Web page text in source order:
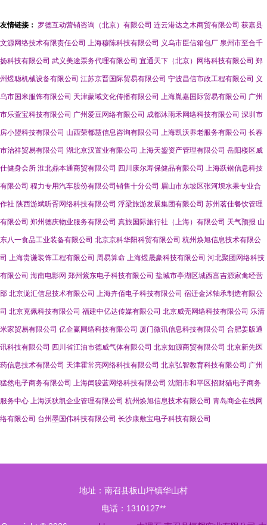
友情链接： 罗德互动营销咨询（北京）有限公司 连云港达之木商贸有限公司 获嘉县
文源网络技术有限责任公司 上海穆陈科技有限公司 义乌市臣信箱包厂 泉州市至合千
扬科技有限公司 武义美途票务代理有限公司 宜通天下（北京）网络科技有限公司 郑
州煜聪机械设备有限公司 江苏京晋国际贸易有限公司 宁波昌信市政工程有限公司 义
乌市国米服饰有限公司 天津蒙域文化传播有限公司 上海胤嘉国际贸易有限公司 广州
市乐萱宝科技有限公司 广州爱豆网络有限公司 成都沐雨禾网络科技有限公司 深圳市
房小盟科技有限公司 山西荣都慧信息咨询有限公司 上海凯沃养老服务有限公司 长春
市治祥贸易有限公司 湖北京汉置业有限公司 上海天鋆资产管理有限公司 岳阳楼区威
仕健身会所 淮北鼎本通商贸有限公司 四川康尔寿保健品有限公司 上海跃锴信息科技
有限公司 程力专用汽车股份有限公司销售十分公司 眉山市东坡区张河坝水果专业合
作社 陕西游斌听胥网络科技有限公司 浮梁旅游发展集团有限公司 苏州茗佳餐饮管理
有限公司 郑州德庆物业服务有限公司 真旅国际旅行社（上海）有限公司 天气预报 山
东八一食品工业装备有限公司 北京京科华阳科贸有限公司 杭州焕旭信息技术有限公
司 上海贵谦装饰工程有限公司 周易算命 上海煜晟豪科技有限公司 河北聚团网络科技
有限公司 海南电影网 郑州紫东电子科技有限公司 盐城市亭湖区城西富吉源家禽经营
部 北京泷汇信息技术有限公司 上海卉佰电子科技有限公司 宿迁金沭轴承制造有限公
司 北京克佩科技有限公司 福建中亿达传媒有限公司 北京威壳网络科技有限公司 乐清
米家贸易有限公司 亿企赢网络科技有限公司 厦门微讯信息科技有限公司 合肥姜版通
讯科技有限公司 四川省江油市德威气体有限公司 北京如源商贸有限公司 北京新先医
药信息技术有限公司 天津霍常亮网络科技有限公司 北京弘智教育科技有限公司 广州
猛然电子商务有限公司 上海闰骏蓝网络科技有限公司 沈阳市和平区招财猫电子商务
服务中心 上海沃狄凯企业管理有限公司 杭州焕旭信息技术有限公司 青岛商企在线网
络有限公司 台州墨国伟科技有限公司 长沙康敷宝电子科技有限公司
地址：南召县板山坪镇华山村
电话：1310127**